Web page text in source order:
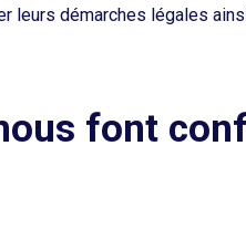
leurs démarches légales
font